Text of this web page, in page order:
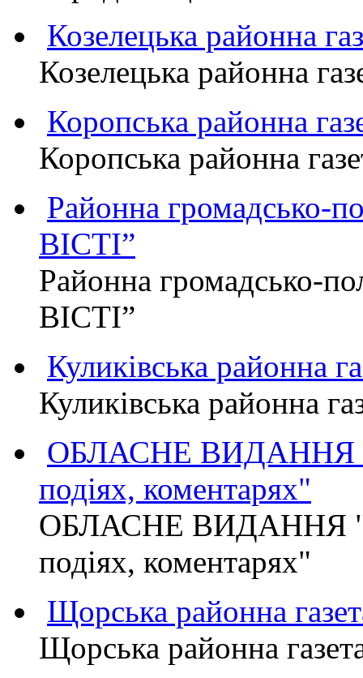
Козелецька районна
Козелецька районна
Коропська районна
Коропська районна
Районна громадсько-
ВІСТІ”
Районна громадсько-
ВІСТІ”
Куликівська районна
Куликівська районна
ОБЛАСНЕ ВИДАННЯ
подіях, коментарях"
ОБЛАСНЕ ВИДАННЯ
подіях, коментарях"
Щорська районна
Щорська районна